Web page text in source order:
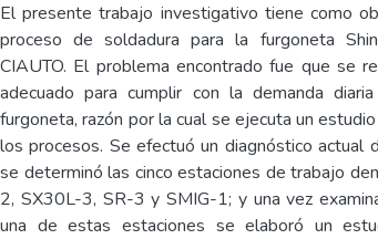
El presente trabajo investigativo tiene como
proceso de soldadura para la furgoneta
CIAUTO. El problema encontrado fue que se
adecuado para cumplir con la demanda
furgoneta, razón por la cual se ejecuta un
los procesos. Se efectuó un diagnóstico actual
se determinó las cinco estaciones de trabajo
2, SX30L-3, SR-3 y SMIG-1; y una vez
una de estas estaciones se elaboró un